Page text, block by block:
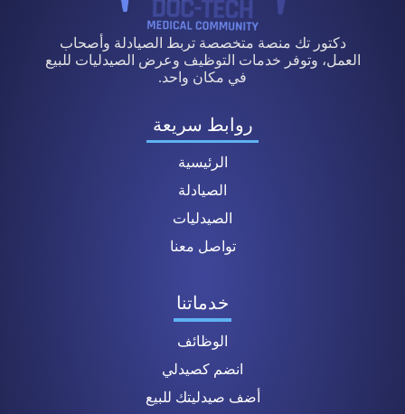
دكتور تك منصة متخصصة تربط الصيادلة وأصحاب
العمل، وتوفر خدمات التوظيف وعرض الصيدليات للبيع
في مكان واحد.
روابط سريعة
الرئيسية
الصيادلة
الصيدليات
تواصل معنا
خدماتنا
الوظائف
انضم كصيدلي
أضف صيدليتك للبيع